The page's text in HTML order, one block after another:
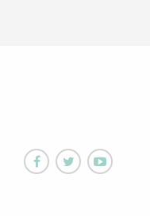
  